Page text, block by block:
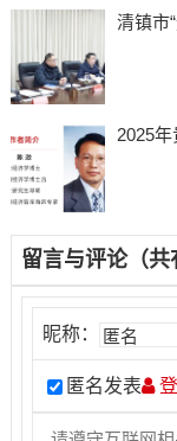
清镇市
2025
留言与评论（共
昵称：
匿名发表